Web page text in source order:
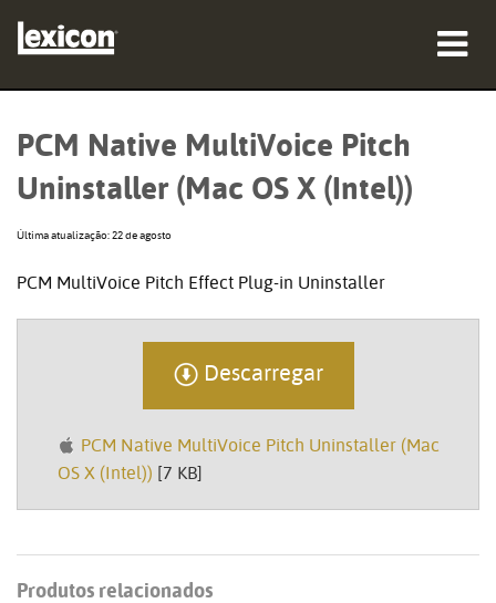
formação
Idioma/Região
PCM Native MultiVoice Pitch
Uninstaller (Mac OS X (Intel))
Última atualização: 22 de agosto
PCM MultiVoice Pitch Effect Plug-in Uninstaller
Descarregar
PCM Native MultiVoice Pitch Uninstaller (Mac
OS X (Intel)) [7 KB]
Produtos relacionados